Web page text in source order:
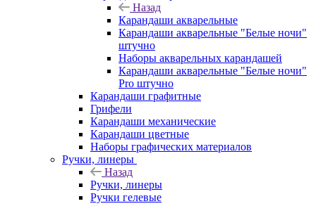
Назад
Карандаши акварельные
Карандаши акварельные "Белые ночи"
штучно
Наборы акварельных карандашей
Карандаши акварельные "Белые ночи"
Pro штучно
Карандаши графитные
Грифели
Карандаши механические
Карандаши цветные
Наборы графических материалов
Ручки, линеры
Назад
Ручки, линеры
Ручки гелевые